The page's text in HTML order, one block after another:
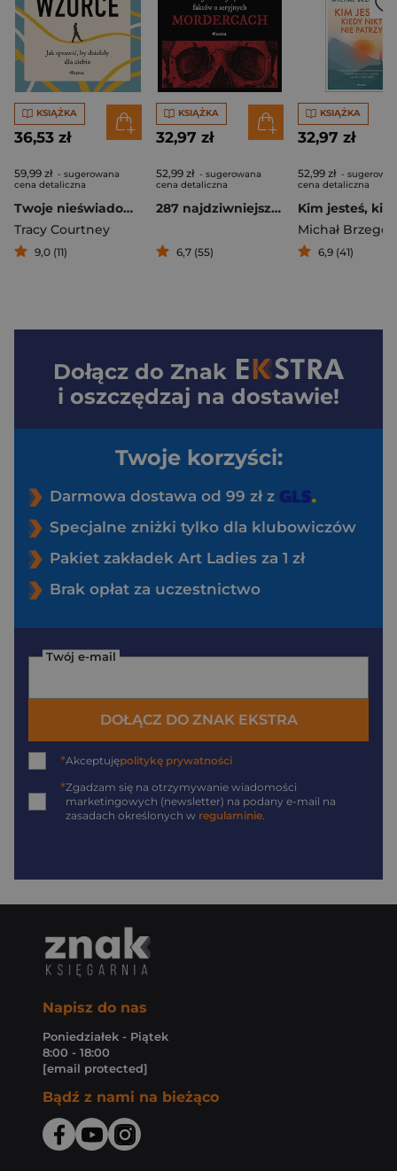
KSIĄŻKA
36,53 zł
59,99 zł - sugerowana
cena detaliczna
Twoje nieświadome wzorce. Jak sprawić, by działały dla ciebie
Tracy Courtney
9,0 (11)
KSIĄŻKA
32,97 zł
52,99 zł - sugerowana
cena detaliczna
287 najdziwniejszych faktów o seryjnych mordercach
6,7 (55)
KSIĄŻKA
32,97 zł
52,99 zł -
cena detaliczna
Michał
6,9 (41)
Dołącz do Znak
i oszczędzaj na dostawie!
Twoje korzyści:
Darmowa dostawa od 99 zł z
Specjalne zniżki tylko dla klubowiczów
Pakiet zakładek Art Ladies za 1 zł
Brak opłat za uczestnictwo
Twój e-mail
DOŁĄCZ DO ZNAK EKSTRA
*Akceptujępolitykę prywatności
*Zgadzam się na otrzymywanie wiadomości
marketingowych (newsletter) na podany e-mail na
zasadach określonych w regulaminie
Napisz do nas
Poniedziałek - Piątek
8:00 - 18:00
[email protected]
Bądź z nami na bieżąco